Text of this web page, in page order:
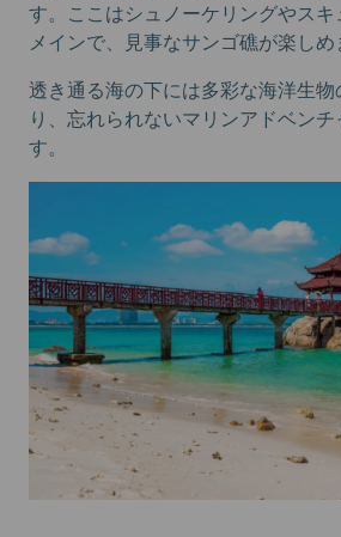
す。ここはシュノーケリングやス
メインで、見事なサンゴ礁が楽しめ
透き通る海の下には多彩な海洋生
り、忘れられないマリンアドベンチ
す。